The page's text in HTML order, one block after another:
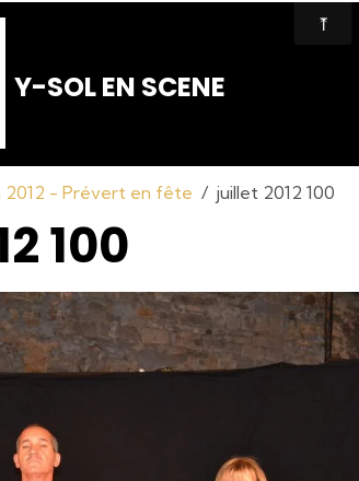
Y-SOL EN SCENE
2012 - Prévert en fête juillet 2012 100
100